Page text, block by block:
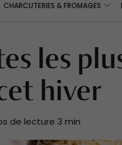
CHARCUTERIES & FROMAGES
les
hiver
de lecture 3 min